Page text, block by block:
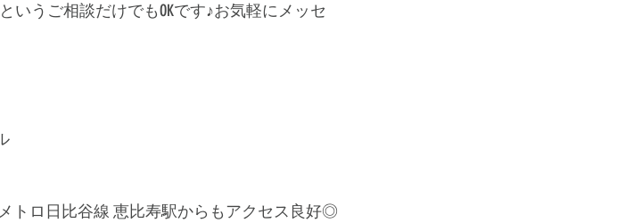
いうご相談だけでもOKです♪お気軽にメッセ
トロ日比谷線 恵比寿駅からもアクセス良好◎